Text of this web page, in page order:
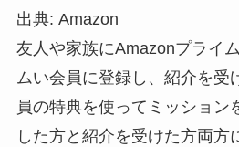
出典: Amazon
友人や家族にAmazonプライ
ムい会員に登録し、紹介を受
員の特典を使ってミッション
した方と紹介を受けた方両方